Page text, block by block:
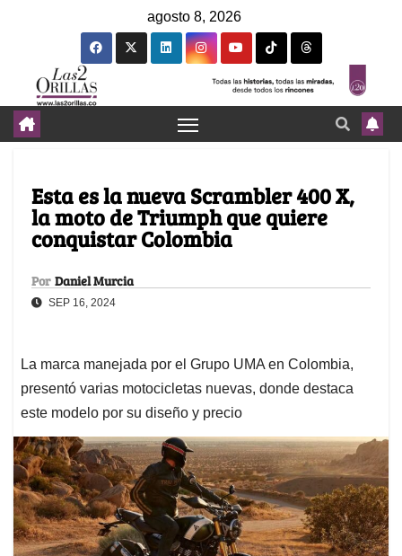
agosto 8, 2026
Esta es la nueva Scrambler 400 X,
la moto de Triumph que quiere
conquistar Colombia
Por Daniel Murcia
SEP 16, 2024
La marca manejada por el Grupo UMA en Colombia,
presentó varias motocicletas nuevas, donde destaca
este modelo por su diseño y precio